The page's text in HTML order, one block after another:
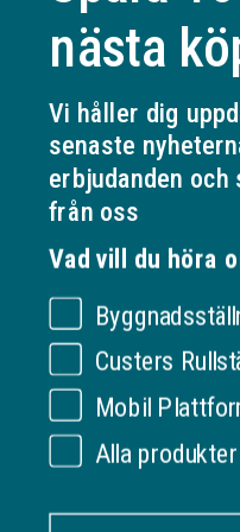
Bästa
Specifikationer
Visa mer
OM VERKSAMHETEN
Ställningonline.se
Gräshoppsvägen 7 B
311 79 Falkenberg
Sverige
KUNDSERVICE
Frakt och leverans
nästa
Vi håller dig
senaste
erbjudanden och
från oss
Vad vill du höra
Custers
Mobil
Alla produkter